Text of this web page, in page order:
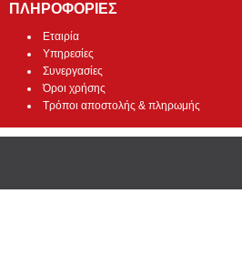
ΠΛΗΡΟΦΟΡΙΕΣ
Εταιρία
Υπηρεσίες
Συνεργασίες
Όροι χρήσης
Τρόποι αποστολής & πληρωμής